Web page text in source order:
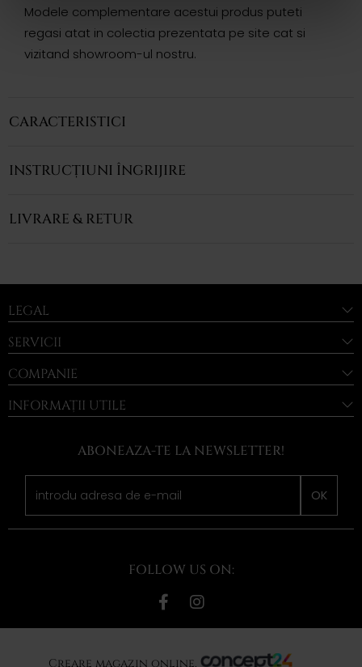
Modele complementare acestui produs puteti
regasi atat in colectia prezentata pe site cat si
vizitand showroom-ul nostru.
CARACTERISTICI
INSTRUCȚIUNI ÎNGRIJIRE
LIVRARE & RETUR
LEGAL
SERVICII
COMPANIE
INFORMAȚII UTILE
ABONEAZA-TE LA NEWSLETTER!
OK
FOLLOW US ON:
Creare magazin online,